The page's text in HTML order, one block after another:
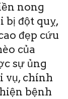
nong
bị đột quỵ,
đẹp cứu
của
sự ủng
vụ, chính
bệnh